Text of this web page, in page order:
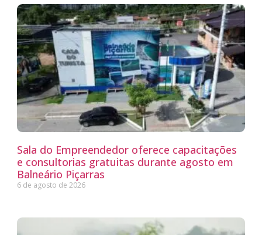
Sala do Empreendedor oferece capacitações
e consultorias gratuitas durante agosto em
Balneário Piçarras
6 de agosto de 2026